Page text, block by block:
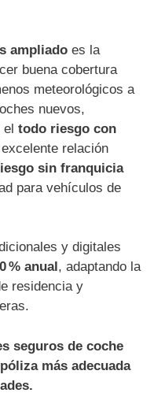
ampliado es la
buena cobertura
meteorológicos a
nuevos,
el todo riesgo con
relación
sin franquicia
para vehículos de
y digitales
% anual , adaptando la
residencia y
seguros de coche
más adecuada